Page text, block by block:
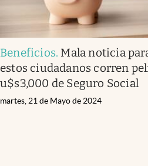
Beneficios. Mala noticia
estos ciudadanos corren
u$s3,000 de Seguro Social
martes, 21 de Mayo de 2024